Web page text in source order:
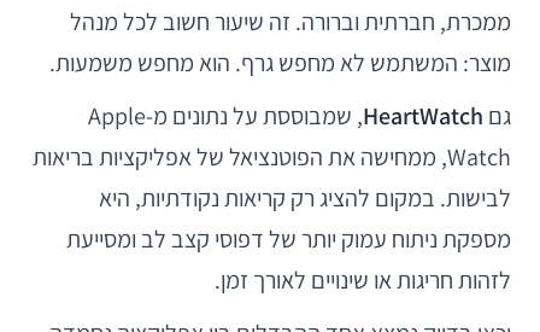
ממכרת, חברתית וברורה. זה שיעור חשוב לכל מנהל
מוצר: המשתמש לא מחפש גרף. הוא מחפש משמעות.
גם HeartWatch
, שמבוססת על נתונים מ-Apple
Watch, ממחישה את הפוטנציאל של אפליקציות בריאות
לבישות. במקום להציג רק קריאות נקודתיות, היא
מספקת ניתוח עמוק יותר של דפוסי קצב לב ומסייעת
לזהות חריגות או שינויים לאורך זמן.